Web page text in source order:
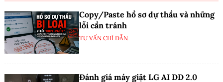
Copy/Paste hồ sơ dự thầu và những
lỗi cần tránh
TƯ VẤN CHỈ DẪN
Đánh giá máy giặt LG AI DD 2.0